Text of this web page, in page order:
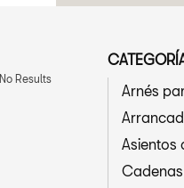
No Results
Arnés
Asientos